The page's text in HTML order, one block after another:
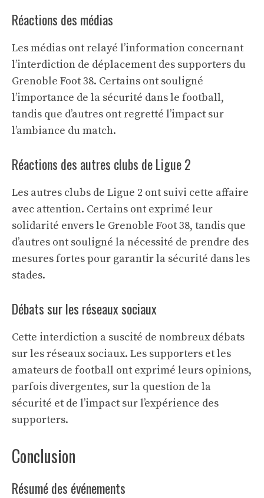
Réactions des médias
Les médias ont relayé l’information concernant
l’interdiction de déplacement des supporters du
Grenoble Foot 38. Certains ont souligné
l’importance de la sécurité dans le football,
tandis que d’autres ont regretté l’impact sur
l’ambiance du match.
Réactions des autres clubs de Ligue 2
Les autres clubs de Ligue 2 ont suivi cette affaire
avec attention. Certains ont exprimé leur
solidarité envers le Grenoble Foot 38, tandis que
d’autres ont souligné la nécessité de prendre des
mesures fortes pour garantir la sécurité dans les
stades.
Débats sur les réseaux sociaux
Cette interdiction a suscité de nombreux débats
sur les réseaux sociaux. Les supporters et les
amateurs de football ont exprimé leurs opinions,
parfois divergentes, sur la question de la
sécurité et de l’impact sur l’expérience des
supporters.
Conclusion
Résumé des événements